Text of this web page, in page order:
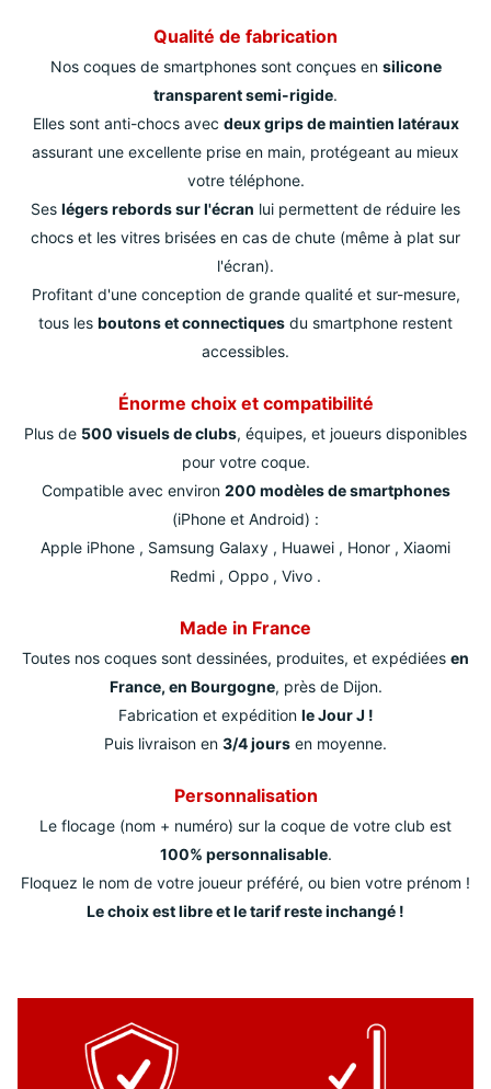
Qualité de fabrication
Nos coques de smartphones sont conçues en silicone
transparent semi-rigide.
Elles sont anti-chocs avec deux grips de maintien latéraux
assurant une excellente prise en main, protégeant au mieux
votre téléphone.
Ses légers rebords sur l'écran lui permettent de réduire les
chocs et les vitres brisées en cas de chute (même à plat sur
l'écran).
Profitant d'une conception de grande qualité et sur-mesure,
tous les boutons et connectiques du smartphone restent
accessibles.
Énorme choix et compatibilité
Plus de 500 visuels de clubs, équipes, et joueurs disponibles
pour votre coque.
Compatible avec environ 200 modèles de smartphones
(iPhone et Android) :
Apple iPhone , Samsung Galaxy , Huawei , Honor , Xiaomi
Redmi , Oppo , Vivo .
Made in France
Toutes nos coques sont dessinées, produites, et expédiées en
France, en Bourgogne, près de Dijon.
Fabrication et expédition le Jour J !
Puis livraison en 3/4 jours en moyenne.
Personnalisation
Le flocage (nom + numéro) sur la coque de votre club est
100% personnalisable.
Floquez le nom de votre joueur préféré, ou bien votre prénom !
Le choix est libre et le tarif reste inchangé !